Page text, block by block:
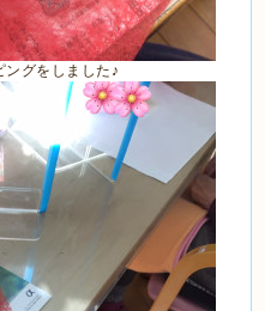
ングをしました♪